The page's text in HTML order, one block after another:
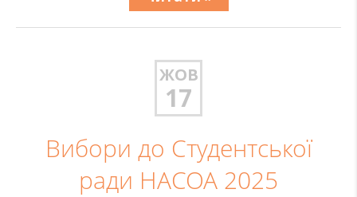
ЖОВ
17
Вибори до Студентської
ради НАСОА 2025